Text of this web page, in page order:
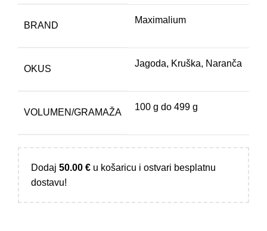
BRAND
Maximalium
OKUS
Jagoda, Kruška, Naranča
VOLUMEN/GRAMAŽA
100 g do 499 g
Dodaj 50.00 € u košaricu i ostvari besplatnu
dostavu!